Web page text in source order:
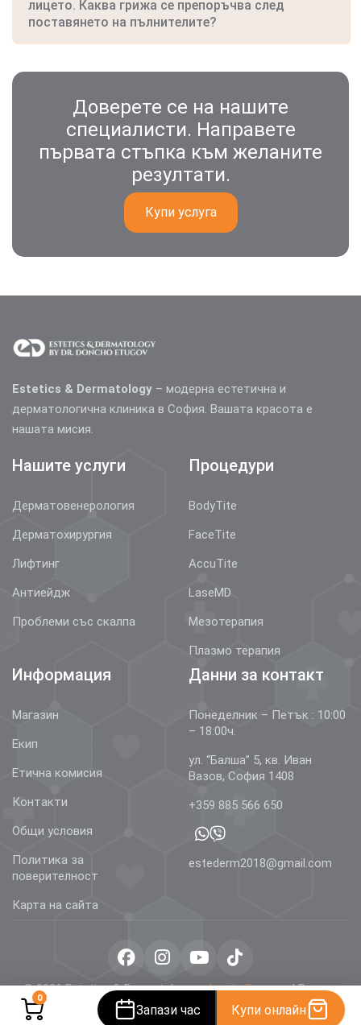
0
Запази час Купи онлайн
лицето. Каква грижа се препоръчва след
поставянето на пълнителите?
Доверете се на нашите
специалисти. Направете
първата стъпка към желаните
резултати.
Купи услуга
Estetics & Dermatology – модерна естетична и
дерматологична клиника в София. Вашата красота е
нашата мисия.
Нашите услуги
Дерматовенерология
Дерматохирургия
Лифтинг
Антиейдж
Проблеми със скалпа
Процедури
BodyTite
FaceTite
AccuTite
LaseMD
Мезотерапия
Плазмо терапия
Информация
Магазин
Екип
Етична комисия
Контакти
Общи условия
Политика за
поверителност
Карта на сайта
Данни за контакт
Понеделник – Петък : 10:00
– 18:00ч.
ул. “Балша” 5, кв. Иван
Вазов, София 1408
+359 885 566 650
estederm2018@gmail.com
© 2026 Estetics & Dermatology –AestheDerm.eu| Всички
права запазени.